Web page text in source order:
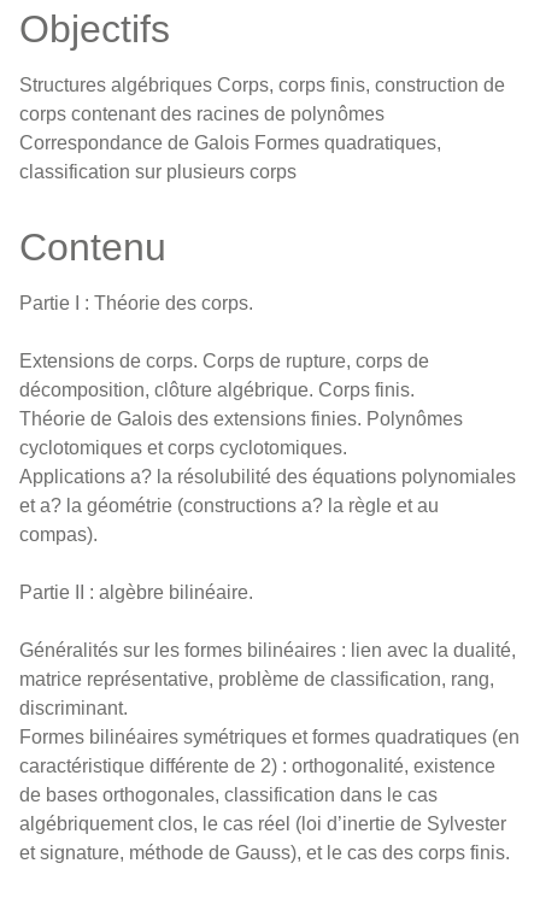
Objectifs
Structures algébriques Corps, corps finis, construction de
corps contenant des racines de polynômes
Correspondance de Galois Formes quadratiques,
classification sur plusieurs corps
Contenu
Partie I : Théorie des corps.
Extensions de corps. Corps de rupture, corps de
décomposition, clôture algébrique. Corps finis.
Théorie de Galois des extensions finies. Polynômes
cyclotomiques et corps cyclotomiques.
Applications a? la résolubilité des équations polynomiales
et a? la géométrie (constructions a? la règle et au
compas).
Partie II : algèbre bilinéaire.
Généralités sur les formes bilinéaires : lien avec la dualité,
matrice représentative, problème de classification, rang,
discriminant.
Formes bilinéaires symétriques et formes quadratiques (en
caractéristique différente de 2) : orthogonalité, existence
de bases orthogonales, classification dans le cas
algébriquement clos, le cas réel (loi d’inertie de Sylvester
et signature, méthode de Gauss), et le cas des corps finis.